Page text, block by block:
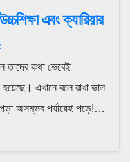
এবং ক্যারিয়ার
তাদের কথা ভেবেই
এখানে বলে রাখা ভাল
পড়া অসম্ভব পর্যায়েই পড়ে!…